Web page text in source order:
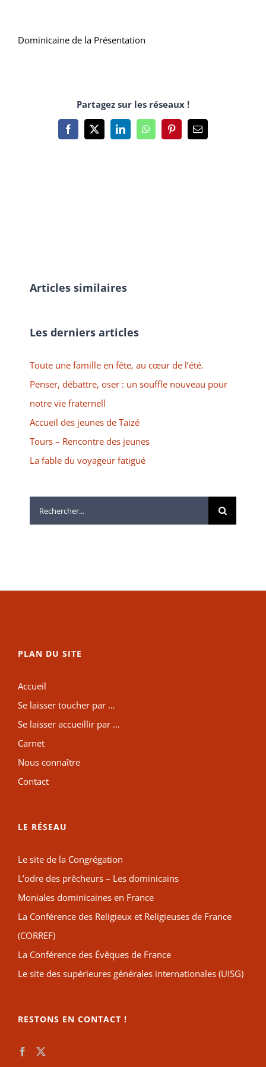
Dominicaine de la Présentation
Partagez sur les réseaux !
Facebook
X LinkedInWhatsAppPinterestEmail
Articles similaires
Les derniers articles
Toute une famille en fête, au cœur de l’été.
Penser, débattre, oser : un souffle nouveau pour
notre vie fraternell
Accueil des jeunes de Taizé
Tours – Rencontre des jeunes
La fable du voyageur fatigué
Rechercher:
PLAN DU SITE
Accueil
Se laisser toucher par …
Se laisser accueillir par …
Carnet
Nous connaître
Contact
LE RÉSEAU
Le site de la Congrégation
L’odre des prêcheurs – Les dominicains
Moniales dominicaines en France
La Conférence des Religieux et Religieuses de France
(CORREF)
La Conférence des Évêques de France
Le site des supérieures générales internationales (UISG)
RESTONS EN CONTACT !